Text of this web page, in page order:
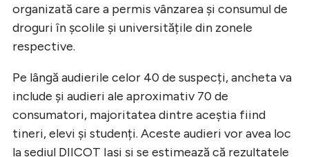
organizată care a permis vânzarea și consumul de
droguri în școlile și universitățile din zonele
respective.
Pe lângă audierile celor 40 de suspecți, ancheta va
include și audieri ale aproximativ 70 de
consumatori, majoritatea dintre aceștia fiind
tineri, elevi și studenți. Aceste audieri vor avea loc
la sediul DIICOT Iași și se estimează că rezultatele